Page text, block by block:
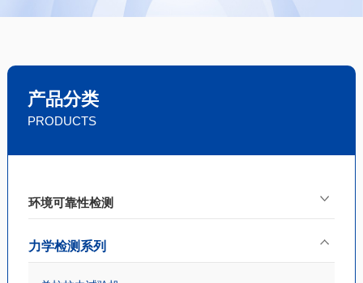
产品分类
PRODUCTS
环境可靠性检测
力学检测系列